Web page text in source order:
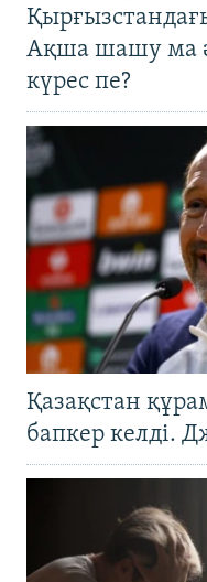
Ақша шашу ма
күрес пе?
Қазақстан
бапкер келді.